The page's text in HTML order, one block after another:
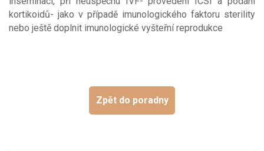
kortikoidů- jako v případě imunologického faktoru sterility
nebo ještě doplnit imunologické vyšteřní reprodukce
Zpět do poradny